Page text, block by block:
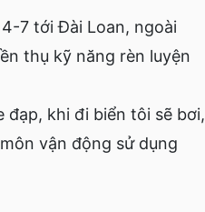
7 tới Đài Loan, ngoài
thụ kỹ năng rèn luyện
khi đi biển tôi sẽ bơi,
vận động sử dụng